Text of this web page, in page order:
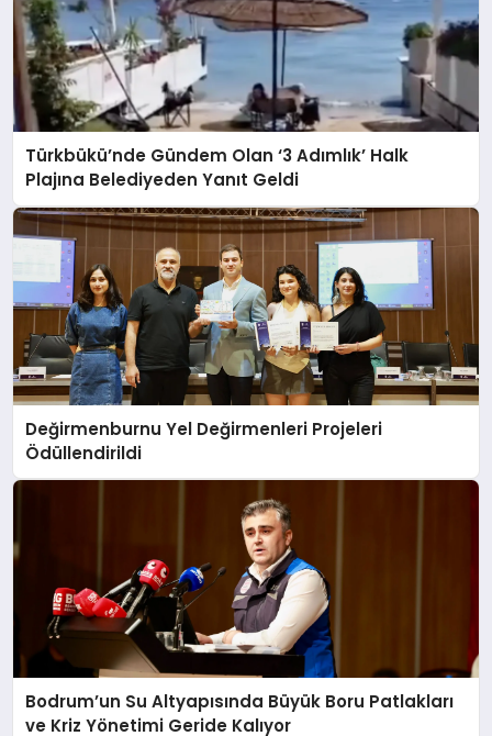
Türkbükü’nde Gündem Olan ‘3 Adımlık’ Halk
Plajına Belediyeden Yanıt Geldi
Değirmenburnu Yel Değirmenleri Projeleri
Ödüllendirildi
Bodrum’un Su Altyapısında Büyük Boru Patlakları
ve Kriz Yönetimi Geride Kalıyor